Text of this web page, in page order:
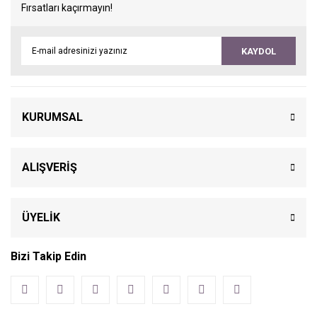
Fırsatları kaçırmayın!
KAYDOL
KURUMSAL
ALIŞVERİŞ
ÜYELİK
Bizi Takip Edin